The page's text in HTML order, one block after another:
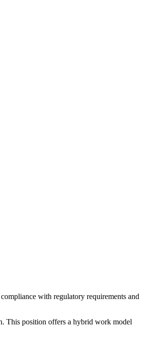
with regulatory requirements and
This position offers a hybrid work model